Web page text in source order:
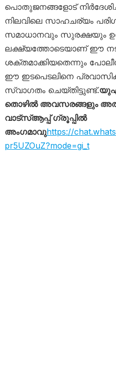
പൊതുജനങ്ങളോട്
നിലവിലെ സാഹചര്യം
സമാധാനവും സുരക്ഷയും
ലക്ഷ്യത്തോടെയാണ് ഈ
ശക്തമാക്കിയതെന്നും
ഈ ഇടപെടലിനെ
സ്വാഗതം ചെയ്തിട്ടുണ്ട്.
തൊഴിൽ അവസരങ്ങളും
വാട്സ്ആപ്പ് ഗ്രൂപ്പിൽ
അംഗമാവുhttps://
pr5UZOuZ?mode=gi_t